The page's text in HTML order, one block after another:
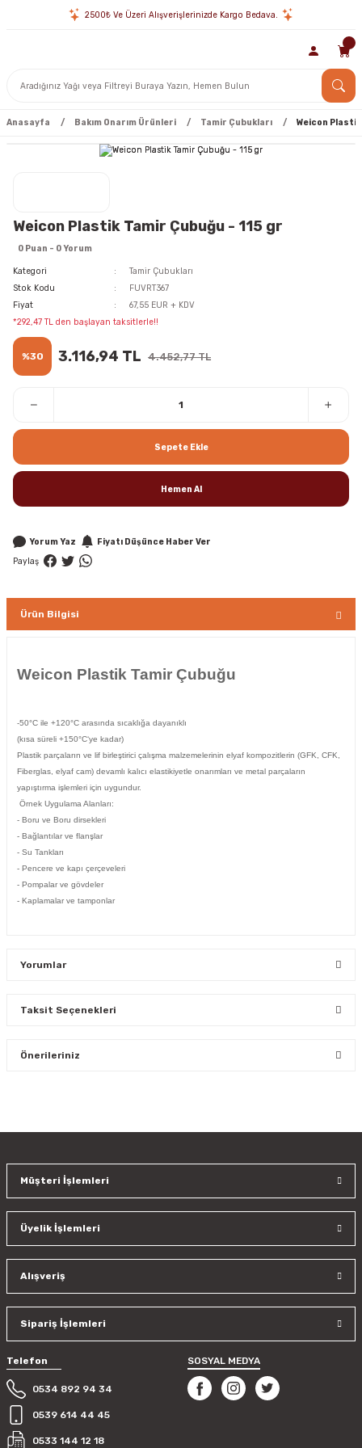
2500₺ Ve Üzeri Alışverişlerinizde Kargo Bedava.
Anasayfa Bakım Onarım Ürünleri Tamir Çubukları Weicon
Weicon Plastik Tamir Çubuğu - 115 gr
0 Puan - 0 Yorum
Kategori
Tamir Çubukları
Stok Kodu
FUVRT367
Fiyat
67,55 EUR + KDV
*292,47 TL den başlayan taksitlerle!!
%30 3.116,94 TL 4.452,77 TL
Sepete Ekle
Hemen Al
Yorum Yaz
Fiyatı Düşünce Haber Ver
Paylaş
Ürün Bilgisi
Weicon Plastik Tamir Çubuğu
-50°C ile +120°C arasında sıcaklığa dayanıklı
(kısa süreli +150°C‘ye kadar)
Plastik parçaların ve lif birleştirici çalışma malzemelerinin elyaf kompozitlerin (GFK, CFK,
Fiberglas, elyaf cam) devamlı kalıcı elastikiyetle onarımları ve metal parçaların
yapıştırma işlemleri için uygundur.
Örnek Uygulama Alanları:
- Boru ve Boru dirsekleri
- Bağlantılar ve flanşlar
- Su Tankları
- Pencere ve kapı çerçeveleri
- Pompalar ve gövdeler
- Kaplamalar ve tamponlar
Yorumlar
Taksit Seçenekleri
Önerileriniz
Ürün resmi kalitesiz, bozuk veya görüntülenemiyor.
Ürün bilgilerinde hatalar bulunuyor.
Bu ürüne benzer farklı alternatifler olmalı.
Gönder
Müşteri İşlemleri
Üyelik İşlemleri
Alışveriş
Sipariş İşlemleri
Telefon
0534 892 94 34
0539 614 44 45
0533 144 12 18
SOSYAL MEDYA